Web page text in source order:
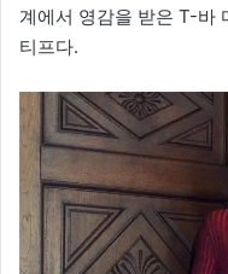
계에서 영감을 받은 T-바
티프다.